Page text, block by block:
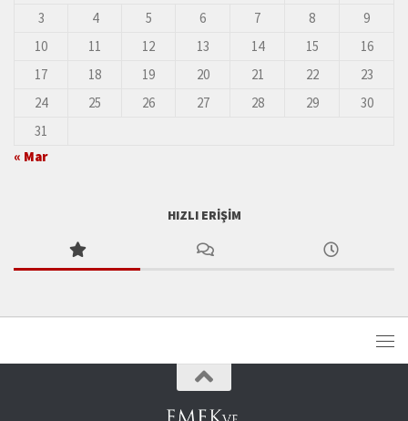
3
4 5 6 7 8
9
10
11 12 13 14 15
16
17
18 19 20 21 22
23
24
25 26 27 28 29
30
31
« Mar
HIZLI ERIŞIM